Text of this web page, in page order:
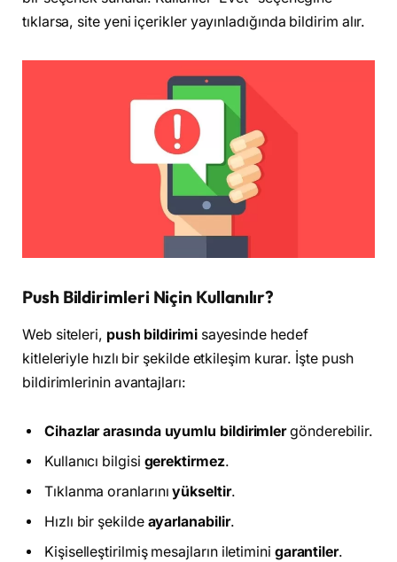
tıklarsa, site yeni içerikler yayınladığında bildirim alır.
Push Bildirimleri Niçin Kullanılır?
Web siteleri, push bildirimisayesinde hedef
kitleleriyle hızlı bir şekilde etkileşim kurar. İşte push
bildirimlerinin avantajları:
Cihazlar arasında uyumlu bildirimlergönderebilir.
Kullanıcı bilgisi gerektirmez.
Tıklanma oranlarınıyükseltir.
Hızlı bir şekilde ayarlanabilir.
Kişiselleştirilmiş mesajların iletimini garantiler.